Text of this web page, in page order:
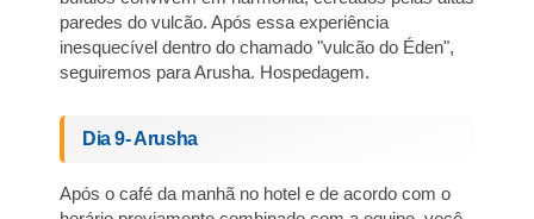
paredes do vulcão. Após essa experiência
inesquecível dentro do chamado "vulcão do Éden",
seguiremos para Arusha. Hospedagem.
Dia 9- Arusha
Após o café da manhã no hotel e de acordo com o